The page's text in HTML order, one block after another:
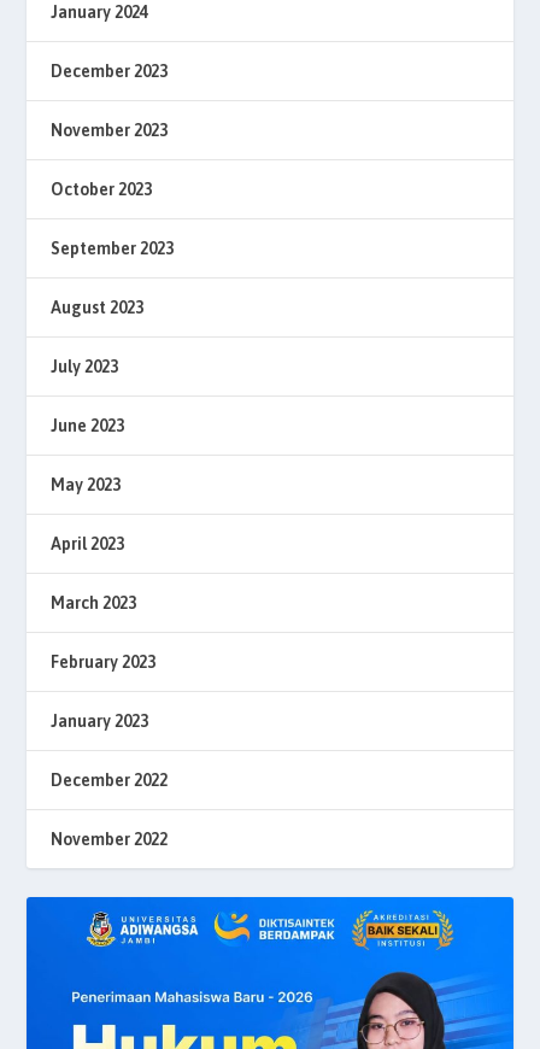
January 2024
December 2023
November 2023
October 2023
September 2023
August 2023
July 2023
June 2023
May 2023
April 2023
March 2023
February 2023
January 2023
December 2022
November 2022